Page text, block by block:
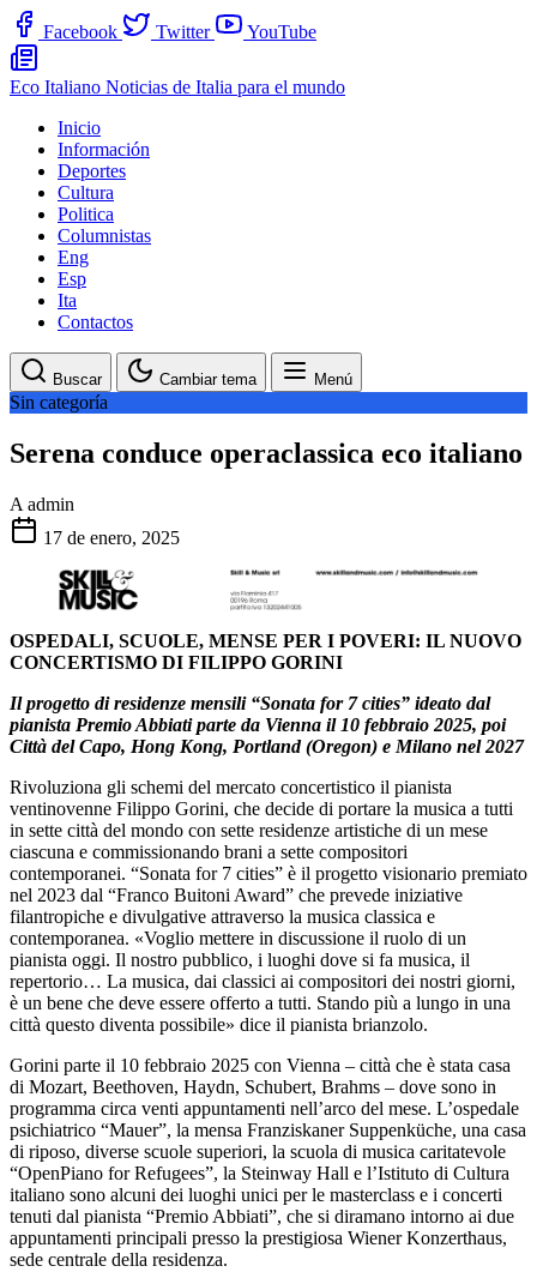
Facebook Twitter YouTube
Eco Italiano Noticias de Italia para el mundo
Inicio
Información
Deportes
Cultura
Politica
Columnistas
Eng
Esp
Ita
Contactos
Buscar Cambiar tema Menú
Sin categoría
Serena conduce operaclassica eco italiano
A admin
17 de enero, 2025
OSPEDALI, SCUOLE, MENSE PER I POVERI: IL NUOVO
CONCERTISMO DI FILIPPO GORINI
Il progetto di residenze mensili “Sonata for 7 cities” ideato dal
pianista Premio Abbiati parte da Vienna il 10 febbraio 2025, poi
Città del Capo, Hong Kong, Portland (Oregon) e Milano nel 2027
Rivoluziona gli schemi del mercato concertistico il pianista
ventinovenne Filippo Gorini, che decide di portare la musica a tutti
in sette città del mondo con sette residenze artistiche di un mese
ciascuna e commissionando brani a sette compositori
contemporanei. “Sonata for 7 cities” è il progetto visionario premiato
nel 2023 dal “Franco Buitoni Award” che prevede iniziative
filantropiche e divulgative attraverso la musica classica e
contemporanea. «Voglio mettere in discussione il ruolo di un
pianista oggi. Il nostro pubblico, i luoghi dove si fa musica, il
repertorio… La musica, dai classici ai compositori dei nostri giorni,
è un bene che deve essere offerto a tutti. Stando più a lungo in una
città questo diventa possibile» dice il pianista brianzolo.
Gorini parte il 10 febbraio 2025 con Vienna – città che è stata casa
di Mozart, Beethoven, Haydn, Schubert, Brahms – dove sono in
programma circa venti appuntamenti nell’arco del mese. L’ospedale
psichiatrico “Mauer”, la mensa Franziskaner Suppenküche, una casa
di riposo, diverse scuole superiori, la scuola di musica caritatevole
“OpenPiano for Refugees”, la Steinway Hall e l’Istituto di Cultura
italiano sono alcuni dei luoghi unici per le masterclass e i concerti
tenuti dal pianista “Premio Abbiati”, che si diramano intorno ai due
appuntamenti principali presso la prestigiosa Wiener Konzerthaus,
sede centrale della residenza.